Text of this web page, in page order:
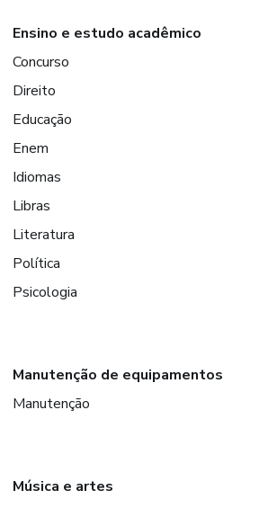
Ensino e estudo acadêmico
Concurso
Direito
Educação
Enem
Idiomas
Libras
Literatura
Política
Psicologia
Manutenção de equipamentos
Manutenção
Música e artes